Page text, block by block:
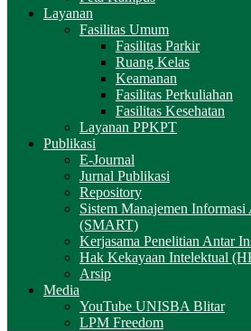
Layanan
Fasilitas Umum
Fasilitas Parkir
Ruang Kelas
Keamanan
Fasilitas Perkuliahan
Fasilitas Kesehatan
Layanan PPKPT
Publikasi
E-Journal
Jurnal Publikasi
Repository
Sistem Manajemen
(SMART)
Kerjasama Penelitian Antar
Hak Kekayaan Intelektual
Arsip
Media
YouTube UNISBA Blitar
LPM Freedom